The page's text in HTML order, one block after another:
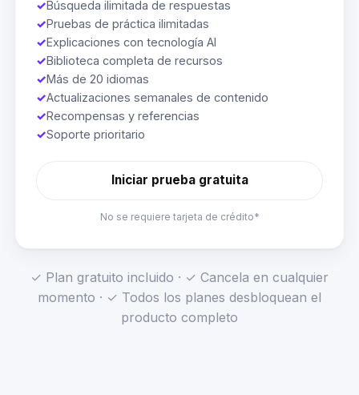
✓Búsqueda ilimitada de respuestas
✓Pruebas de práctica ilimitadas
✓Explicaciones con tecnología AI
✓Biblioteca completa de recursos
✓Más de 20 idiomas
✓Actualizaciones semanales de contenido
✓Recompensas y referencias
✓Soporte prioritario
Iniciar prueba gratuita
No se requiere tarjeta de crédito*
✓ Plan gratuito incluido · ✓ Cancela en cualquier
momento · ✓ Todos los planes desbloquean el
producto completo